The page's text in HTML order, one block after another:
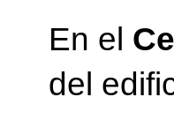
En el
del